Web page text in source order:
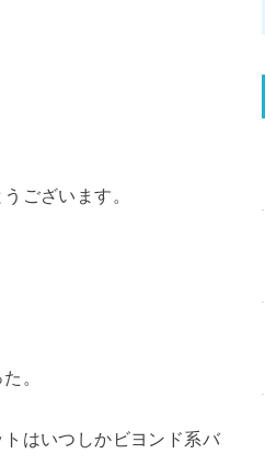
ございます。
。
はいつしかビヨンド系バ